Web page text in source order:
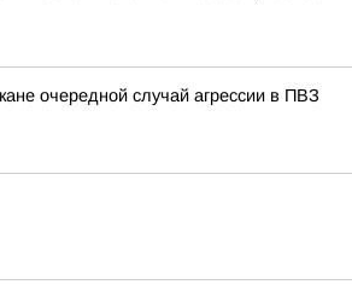
очередной случай агрессии в ПВЗ